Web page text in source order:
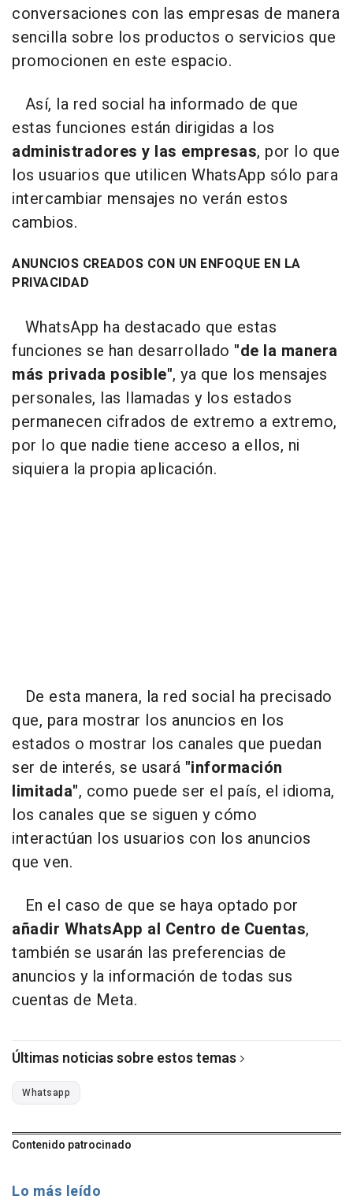
conversaciones con las empresas de manera
sencilla sobre los productos o servicios que
promocionen en este espacio.
Así, la red social ha informado de que
estas funciones están dirigidas a los
administradores y las empresas, por lo que
los usuarios que utilicen WhatsApp sólo para
intercambiar mensajes no verán estos
cambios.
ANUNCIOS CREADOS CON UN ENFOQUE EN LA
PRIVACIDAD
WhatsApp ha destacado que estas
funciones se han desarrollado "de la manera
más privada posible", ya que los mensajes
personales, las llamadas y los estados
permanecen cifrados de extremo a extremo,
por lo que nadie tiene acceso a ellos, ni
siquiera la propia aplicación.
De esta manera, la red social ha precisado
que, para mostrar los anuncios en los
estados o mostrar los canales que puedan
ser de interés, se usará "información
limitada", como puede ser el país, el idioma,
los canales que se siguen y cómo
interactúan los usuarios con los anuncios
que ven.
En el caso de que se haya optado por
añadir WhatsApp al Centro de Cuentas,
también se usarán las preferencias de
anuncios y la información de todas sus
cuentas de Meta.
Últimas noticias sobre estos temas
Whatsapp
Contenido patrocinado
Lo más leído